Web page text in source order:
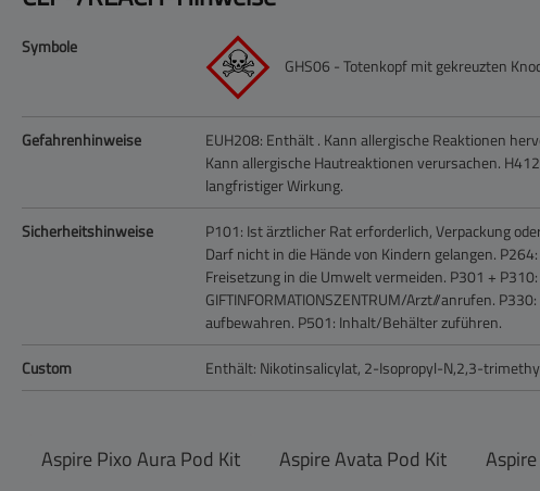
Symbole
GHS06 - Totenkopf mit gekreuzten
Gefahrenhinweise EUH208: Enthält . Kann allergische Reaktionen
Kann allergische Hautreaktionen verursachen.
langfristiger Wirkung.
Sicherheitshinweise
P101: Ist ärztlicher Rat erforderlich, Verpackung
Darf nicht in die Hände von Kindern gelangen.
Freisetzung in die Umwelt vermeiden. P301 + P310:
GIFTINFORMATIONSZENTRUM/Arzt//anrufen.
aufbewahren. P501: Inhalt/Behälter zuführen.
Custom
Enthält: Nikotinsalicylat, 2-Isopropyl-N,2,3-
Aspire Pixo Aura Pod Kit Aspire Avata Pod Kit